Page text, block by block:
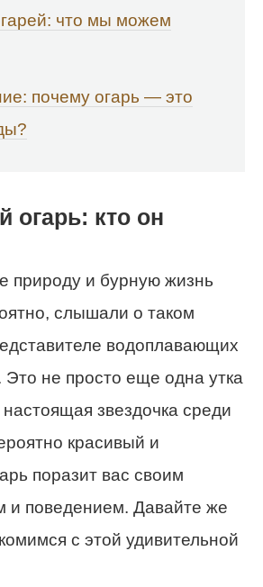
что мы можем
почему огарь — это
огарь: кто он
природу и бурную жизнь
слышали о таком
водоплавающих
Это не просто еще одна утка
звездочка среди
красивый и
поразит вас своим
и поведением. Давайте же
с этой удивительной